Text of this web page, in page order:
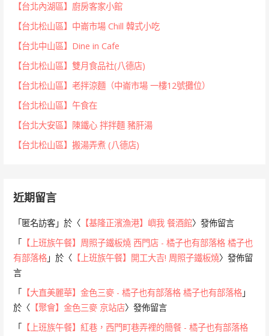
【台北內湖區】廚房客家小館
【台北松山區】中崙市場 Chill 韓式小吃
【台北中山區】Dine in Cafe
【台北松山區】雙月食品社(八德店)
【台北松山區】老拌涼麵（中崙市場 一樓12號攤位）
【台北松山區】午食在
【台北大安區】陳鐵心 拌拌麵 豬肝湯
【台北松山區】搬湯弄煮 (八德店)
近期留言
「匿名訪客 」於〈 【基隆正濱漁港】嶼我 餐酒館〉發佈留言
「
【上班族午餐】周照子鐵板燒 西門店 - 橘子也有部落格 橘子也
有部落格 」於〈 【上班族午餐】開工大吉! 周照子鐵板燒〉發佈留
言
「
【大直美麗華】金色三麥 - 橘子也有部落格 橘子也有部落格 」
於〈 【聚會】金色三麥 京站店〉發佈留言
「
【上班族午餐】紅巷，西門町巷弄裡的簡餐 - 橘子也有部落格